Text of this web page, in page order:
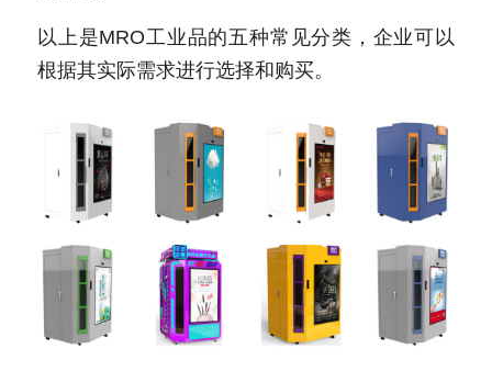
以上是MRO工业品的五种常见分类，企业可以
根据其实际需求进行选择和购买。